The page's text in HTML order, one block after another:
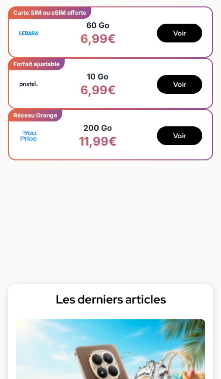
Carte SIM ou eSIM offerte
60 Go
6,99€ Voir
Forfait ajustable
10 Go
6,99€ Voir
Réseau Orange
200 Go
11,99€ Voir
Les derniers articles